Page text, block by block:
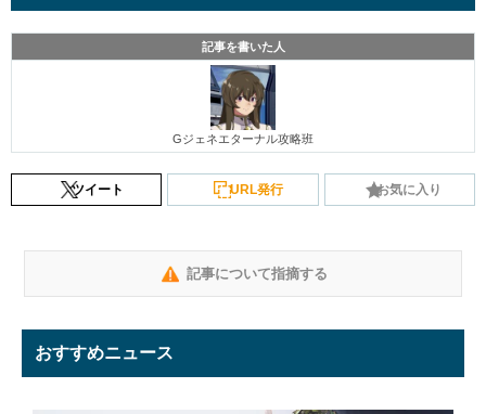
記事を書いた人
Gジェネエターナル攻略班
ツイート URL発行 お気に入り
記事について指摘する
おすすめニュース